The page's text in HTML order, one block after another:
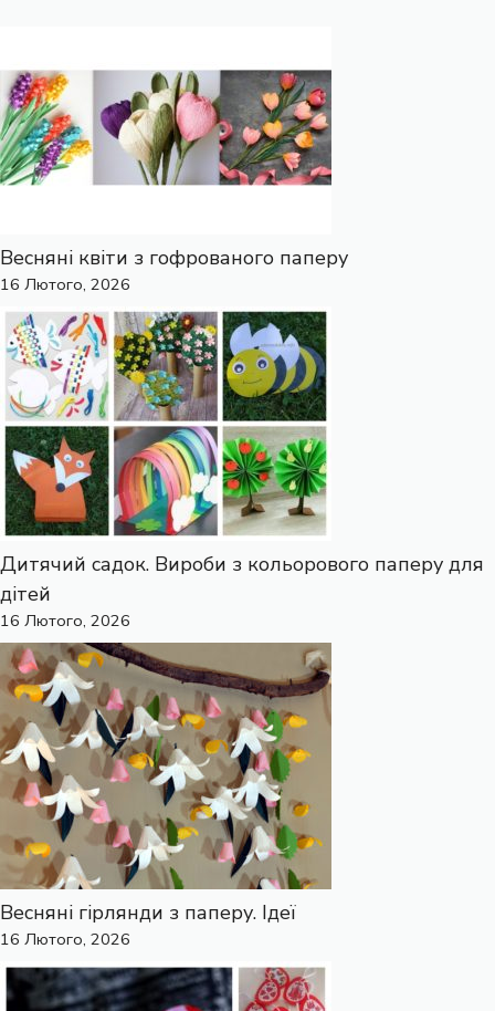
Весняні квіти з гофрованого паперу
16 Лютого, 2026
Дитячий садок. Вироби з кольорового паперу для
дітей
16 Лютого, 2026
Весняні гірлянди з паперу. Ідеї
16 Лютого, 2026